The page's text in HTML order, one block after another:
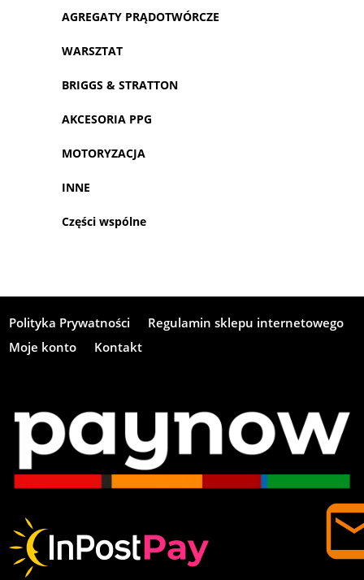
AGREGATY PRĄDOTWÓRCZE
WARSZTAT
BRIGGS & STRATTON
AKCESORIA PPG
MOTORYZACJA
INNE
Części wspólne
Polityka Prywatności
Regulamin sklepu internetowego
Moje konto
Kontakt